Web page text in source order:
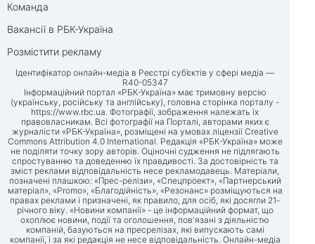
Команда
Вакансії в РБК-Україна
Розмістити рекламу
Ідентифікатор онлайн-медіа в Реєстрі суб’єктів у сфері медіа —
R40-05347
Інформаційний портал «РБК-Україна» має тримовну версію
(українську, російську та англійську), головна сторінка порталу -
https://www.rbc.ua. Фотографії, зображення належать їх
правовласникам. Всі фотографії на Порталі, авторами яких є
журналісти «РБК-Україна», розміщені на умовах ліцензії Creative
Commons Attribution 4.0 International. Редакція «РБК-Україна» може
не поділяти точку зору авторів. Оціночні судження не підлягають
спростуванню та доведенню їх правдивості. За достовірність та
зміст реклами відповідальність несе рекламодавець. Матеріали,
позначені плашкою: «Прес-релізи», «Спецпроект», «Партнерський
матеріал», «Promo», «Благодійність», «Резонанс» розміщуються на
правах реклами і призначені, як правило, для осіб, які досягли 21-
річного віку. «Новини компанії» - це інформаційний формат, що
охоплює новини, події та оголошення, пов'язані з діяльністю
компаній, базуються на пресрелізах, які випускають самі
компанії, і за які редакція не несе відповідальність. Онлайн-медіа